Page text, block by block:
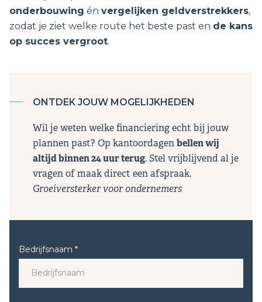
onderbouwing én vergelijken geldverstrekkers,
zodat je ziet welke route het beste past en de kans
op succes vergroot.
ONTDEK JOUW MOGELIJKHEDEN
Wil je weten welke financiering echt bij jouw
plannen past? Op kantoordagenbellen wij
altijd binnen 24 uur terug. Stel vrijblijvend al je
vragen of maak direct een afspraak.
Groeiversterker voor ondernemers
Bedrijfsnaam *